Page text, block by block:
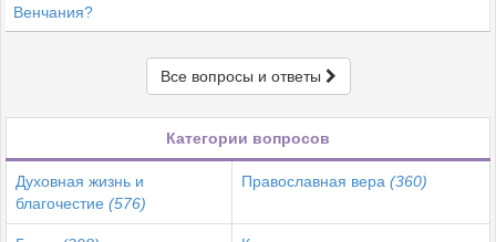
Венчания?
Все вопросы и ответы
Категории вопросов
Духовная жизнь и
благочестие (576)
Православная вера (360)